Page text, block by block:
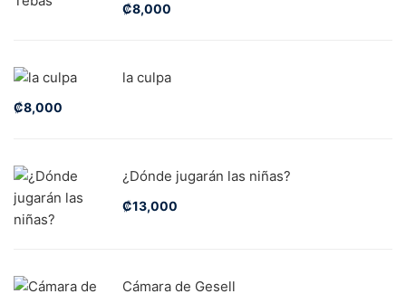
₡8,000
la culpa
₡8,000
¿Dónde jugarán las niñas?
₡13,000
Cámara de Gesell